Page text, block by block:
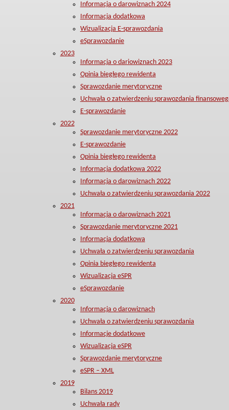
Informacja o darowiznach 2024
Informacja dodatkowa
Wizualizacja E-sprawozdania
eSprawozdanie
2023
Informacja o dariowiznach 2023
Opinia biegłego rewidenta
Sprawozdanie merytoryczne
Uchwała o zatwierdzeniu sprawozdania
E-sprawozdanie
2022
Sprawozdanie merytoryczne 2022
E-sprawozdanie
Opinia biegłego rewidenta
Informacja dodatkowa 2022
Informacja o darowiznach 2022
Uchwała o zatwierdzeniu sprawozdania 2022
2021
Informacja o darowiznach 2021
Sprawozdanie merytoryczne 2021
Informacja dodatkowa
Uchwała o zatwierdzeniu sprawozdania
Opinia biegłego rewidenta
Wizualizacja eSPR
eSprawozdanie
2020
Informacja o darowiznach
Uchwała o zatwierdzeniu sprawozdania
Informacje dodatkowe
Wizualizacja eSPR
Sprawozdanie merytoryczne
eSPR – XML
2019
Bilans 2019
Uchwała rady